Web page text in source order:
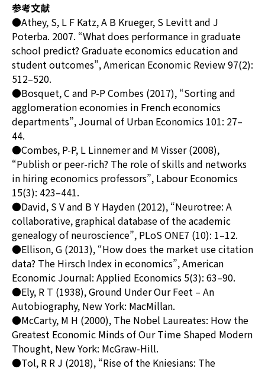
参考文献
●Athey, S, L F Katz, A B Krueger, S Levitt and J
Poterba. 2007. “What does performance in graduate
school predict? Graduate economics education and
student outcomes”, American Economic Review 97(2):
512–520.
●Bosquet, C and P-P Combes (2017), “Sorting and
agglomeration economies in French economics
departments”, Journal of Urban Economics 101: 27–
44.
●Combes, P-P, L Linnemer and M Visser (2008),
“Publish or peer-rich? The role of skills and networks
in hiring economics professors”, Labour Economics
15(3): 423–441.
●David, S V and B Y Hayden (2012), “Neurotree: A
collaborative, graphical database of the academic
genealogy of neuroscience”, PLoS ONE7 (10): 1–12.
●Ellison, G (2013), “How does the market use citation
data? The Hirsch Index in economics”, American
Economic Journal: Applied Economics 5(3): 63–90.
●Ely, R T (1938), Ground Under Our Feet – An
Autobiography, New York: MacMillan.
●McCarty, M H (2000), The Nobel Laureates: How the
Greatest Economic Minds of Our Time Shaped Modern
Thought, New York: McGraw-Hill.
●Tol, R R J (2018), “Rise of the Kniesians: The